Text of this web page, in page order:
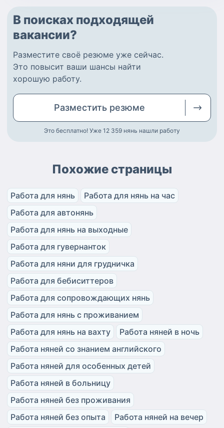
В поисках подходящей
вакансии?
Разместите своё резюме уже сейчас.
Это повысит ваши шансы найти
хорошую работу.
Разместить резюме
Это бесплатно! Уже 12 359 нянь нашли работу
Похожие страницы
Работа для нянь
Работа для нянь на час
Работа для автонянь
Работа для нянь на выходные
Работа для гувернанток
Работа для няни для грудничка
Работа для бебиситтеров
Работа для сопровождающих нянь
Работа для нянь с проживанием
Работа для нянь на вахту
Работа няней в ночь
Работа няней со знанием английского
Работа няней для особенных детей
Работа няней в больницу
Работа няней без проживания
Работа няней без опыта
Работа няней на вечер